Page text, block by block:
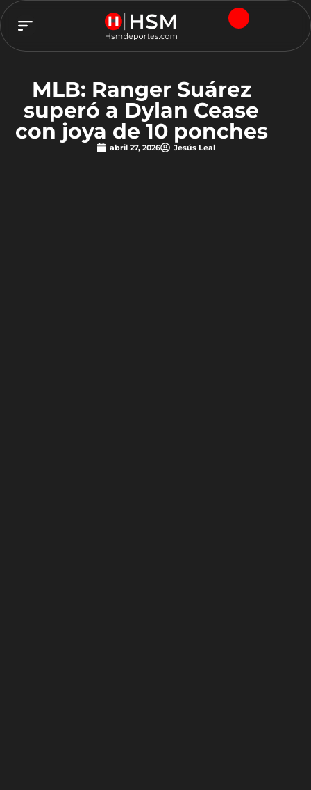
MLB: Ranger Suárez
superó a Dylan Cease
con joya de 10 ponches
abril 27, 2026 Jesús Leal